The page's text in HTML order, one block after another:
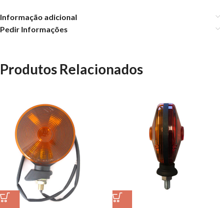
Informação adicional
Pedir Informações
Produtos Relacionados